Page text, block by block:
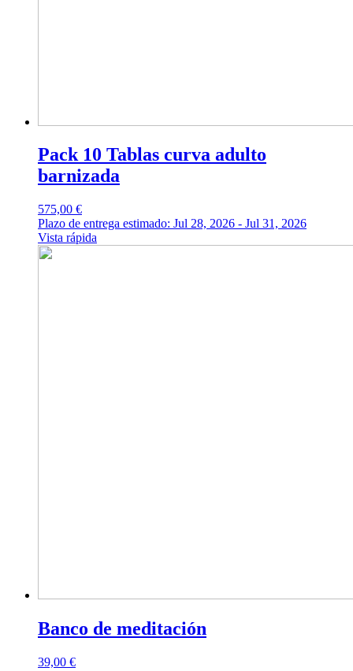
Pack 10 Tablas curva adulto
barnizada
575,00 €
Plazo de entrega estimado: Jul 28, 2026 - Jul 31, 2026
Vista rápida
Banco de meditación
39,00 €